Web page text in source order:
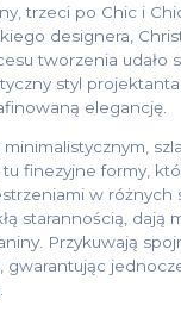
trzeci po Chic i
designera,
tworzenia udało
styl
elegancję.
finezyjne formy,
w różnych
starannością, dają
Przykuwają
gwarantując